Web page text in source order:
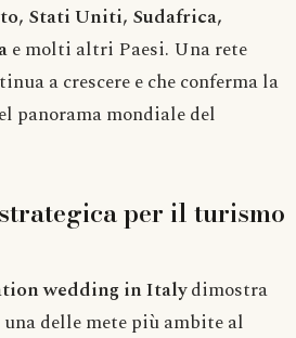
Stati Uniti, Sudafrica,
e molti altri Paesi. Una rete
a crescere e che conferma la
panorama mondiale del
per il turismo
wedding in Italydimostra
delle mete più ambite al